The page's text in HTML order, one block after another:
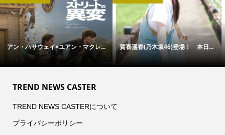
アン・ハサウェイ×ユアン・マクレ... 賀喜遥香(乃木坂46)登場！ 本日...
TREND NEWS CASTER
TREND NEWS CASTERについて
プライバシーポリシー